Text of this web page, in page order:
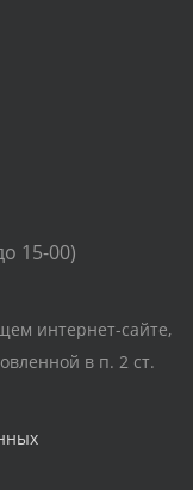
15-00)
интернет-сайте,
в п. 2 ст.